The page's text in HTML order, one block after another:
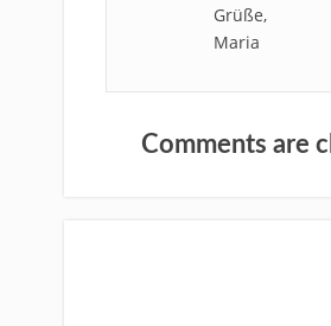
Grüße,
Maria
Comments are